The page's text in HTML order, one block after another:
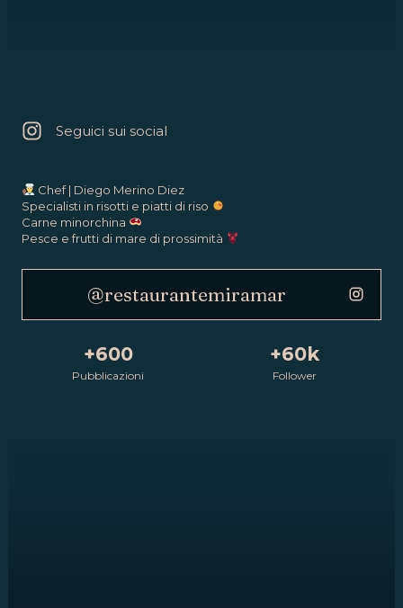
Seguici sui social
Chef | Diego Merino Diez
Specialisti in risotti e piatti di riso
Carne minorchina
Pesce e frutti di mare di prossimità
@restaurantemiramar
+600
Pubblicazioni
+60k
Follower